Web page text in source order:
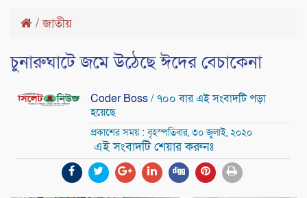
/জাতীয়
চুনারুঘাটে জমে উঠেছে ঈদের বেচাকেনা
Coder Boss/ ৭০০ বার এই সংবাদটি পড়া
হয়েছে
প্রকাশের সময় : বৃহস্পতিবার, ৩০ জুলাই, ২০২০
এই সংবাদটি শেয়ার করুনঃ